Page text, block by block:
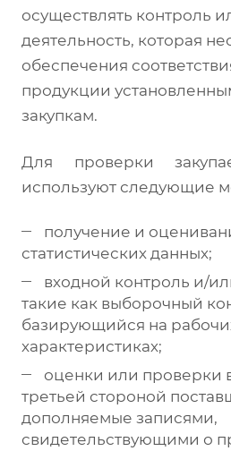
осуществлять контроль
деятельность, которая
обеспечения
продукции
закупкам.
Для проверки
используют следующие
получение и
статистических данных;
входной контроль и/
такие как выборочный
базирующийся на
характеристиках;
оценки или проверки
третьей стороной
дополняемые записями,
свидетельствующими о